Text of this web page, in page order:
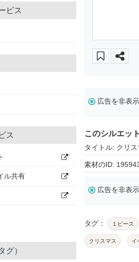
ビス
ス
ル共有
グ）
広告を非表
このシルエッ
タイトル: クリ
素材のID:
広告を非表
タグ： １ピース
クリスマス イ